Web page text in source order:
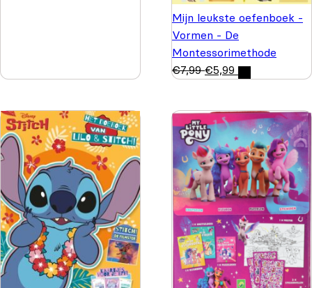
Mijn leukste oefenboek -
Vormen - De
Montessorimethode
€7,99 €5,99